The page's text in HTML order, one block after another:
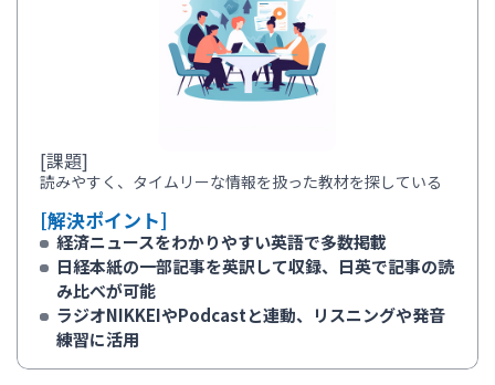
[課題]
読みやすく、タイムリーな情報を扱った教材を探している
[解決ポイント]
経済ニュースをわかりやすい英語で多数掲載
日経本紙の一部記事を英訳して収録、日英で記事の読
み比べが可能
ラジオNIKKEIやPodcastと連動、リスニングや発音
練習に活用